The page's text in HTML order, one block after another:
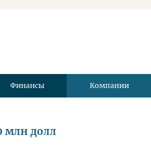
Финансы Компании
млн долл